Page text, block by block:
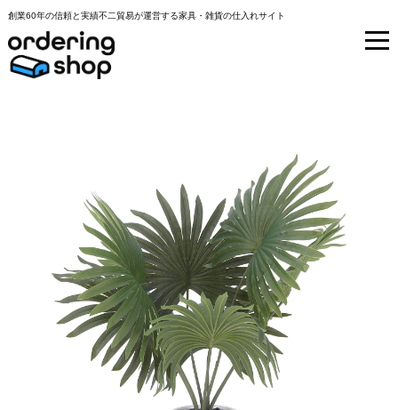
創業60年の信頼と実績不二貿易が運営する家具・雑貨の仕入れサイト